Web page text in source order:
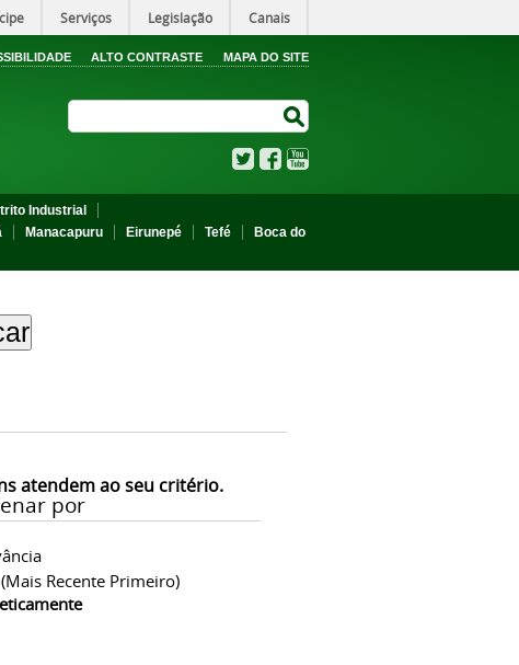
Serviços Legislação Canais
ALTO CONTRASTE MAPA DO SITE
TwitterFacebook
Industrial
Manacapuru Eirunepé Tefé
Boca do
atendem ao seu critério.
por
Recente Primeiro)